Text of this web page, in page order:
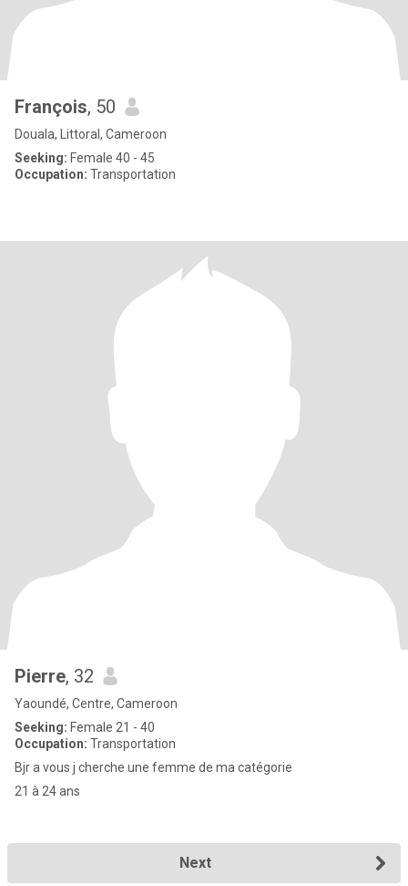
François, 50
Douala, Littoral, Cameroon
Seeking: Female 40 - 45
Occupation: Transportation
Pierre, 32
Yaoundé, Centre, Cameroon
Seeking: Female 21 - 40
Occupation: Transportation
Bjr a vous j cherche une femme de ma catégorie
21 à 24 ans
Next